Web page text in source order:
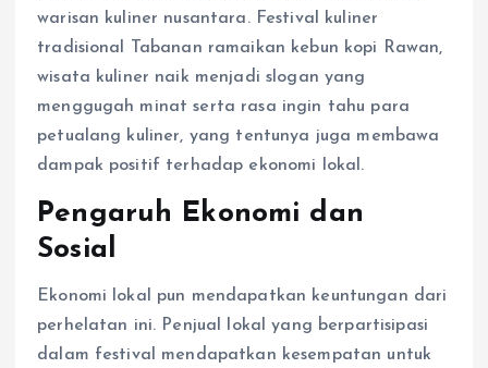
warisan kuliner nusantara. Festival kuliner
tradisional Tabanan ramaikan kebun kopi Rawan,
wisata kuliner naik menjadi slogan yang
menggugah minat serta rasa ingin tahu para
petualang kuliner, yang tentunya juga membawa
dampak positif terhadap ekonomi lokal.
Pengaruh Ekonomi dan
Sosial
Ekonomi lokal pun mendapatkan keuntungan dari
perhelatan ini. Penjual lokal yang berpartisipasi
dalam festival mendapatkan kesempatan untuk